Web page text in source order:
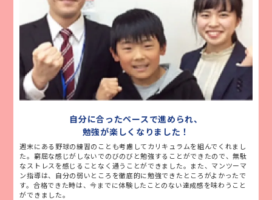
自分に合ったペースで進められ、
勉強が楽しくなりました！
週末にある野球の練習のことも考慮してカリキュラムを組んでくれまし
た。窮屈な感じがしないでのびのびと勉強することができたので、無駄
なストレスを感じることなく通うことができました。また、マンツーマ
ン指導は、自分の弱いところを徹底的に勉強できたところがよかったで
す。合格できた時は、今までに体験したことのない達成感を味わうこと
ができました。